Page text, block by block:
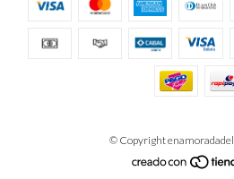
© Copyright